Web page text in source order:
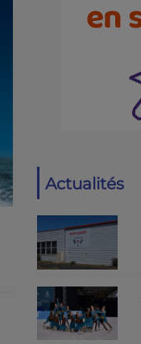
Actualités